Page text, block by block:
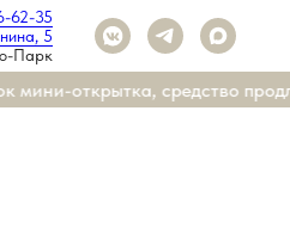
62-35
5
Парк
мини-открытка, средство